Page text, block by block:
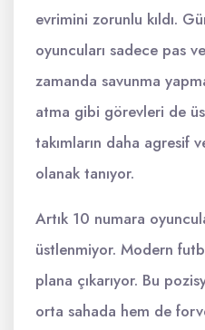
evrimini zorunlu kıldı.
oyuncuları sadece pas
zamanda savunma
atma gibi görevleri de
takımların daha agresif
olanak tanıyor.
Artık 10 numara
üstlenmiyor. Modern
plana çıkarıyor. Bu
orta sahada hem de